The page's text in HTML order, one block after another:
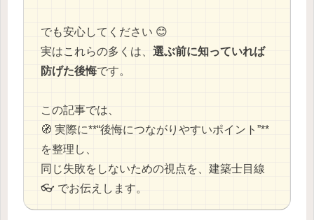
でも安心してください 😊
実はこれらの多くは、 選ぶ前に知っていれば
防げた後悔です。
この記事では、
🧭 実際に**“後悔につながりやすいポイント”**
を整理し、
同じ失敗をしないための視点を、建築士目線
👓 でお伝えします。